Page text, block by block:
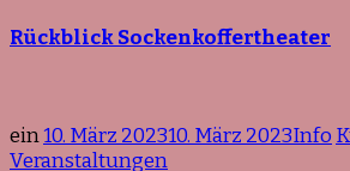
Rückblick Sockenkoffertheater
ein10. März 202310. März 2023Info
Veranstaltungen